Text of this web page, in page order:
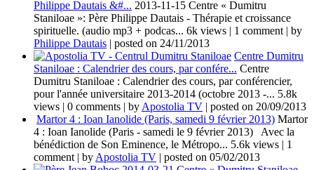
Philippe Dautais &#... 2013-11-15 Centre « Dumitru
Staniloae »: Père Philippe Dautais - Thérapie et croissance
spirituelle. (audio mp3 + podcas... 6k views | 1 comment | by
Philippe Dautais | posted on 24/11/2013
Centre Dumitru
Staniloae : Calendrier des cours, par confére... Centre
Dumitru Staniloae : Calendrier des cours, par conférencier,
pour l'année universitaire 2013-2014 (octobre 2013 -... 5.8k
views | 0 comments | by Apostolia TV | posted on 20/09/2013
Martor 4 : Ioan Ianolide (Paris, samedi 9 février 2013) Martor
4 : Ioan Ianolide (Paris - samedi le 9 février 2013) Avec la
bénédiction de Son Eminence, le Métropo... 5.6k views | 1
comment | by Apostolia TV | posted on 05/02/2013